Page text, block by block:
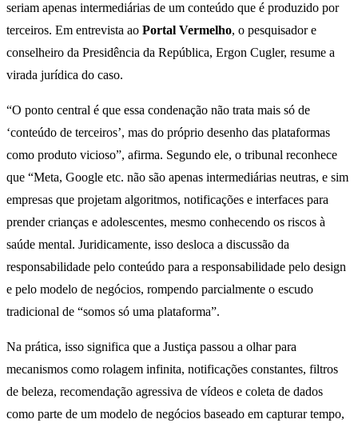
seriam apenas intermediárias de um conteúdo que é produzido por
terceiros. Em entrevista ao Portal Vermelho, o pesquisador e
conselheiro da Presidência da República, Ergon Cugler, resume a
virada jurídica do caso.
“O ponto central é que essa condenação não trata mais só de
‘conteúdo de terceiros’, mas do próprio desenho das plataformas
como produto vicioso”, afirma. Segundo ele, o tribunal reconhece
que “Meta, Google etc. não são apenas intermediárias neutras, e sim
empresas que projetam algoritmos, notificações e interfaces para
prender crianças e adolescentes, mesmo conhecendo os riscos à
saúde mental. Juridicamente, isso desloca a discussão da
responsabilidade pelo conteúdo para a responsabilidade pelo design
e pelo modelo de negócios, rompendo parcialmente o escudo
tradicional de “somos só uma plataforma”.
Na prática, isso significa que a Justiça passou a olhar para
mecanismos como rolagem infinita, notificações constantes, filtros
de beleza, recomendação agressiva de vídeos e coleta de dados
como parte de um modelo de negócios baseado em capturar tempo,